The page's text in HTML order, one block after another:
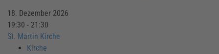
18. Dezember 2026
19:30 - 21:30
St. Martin Kirche
Kirche